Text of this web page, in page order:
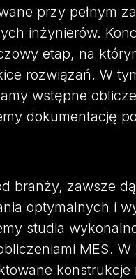
przy pełnym
inżynierów.
etap, na
rozwiązań. W
wstępne
dokumentację
branży, zawsze
optymalnych i
studia
MES.